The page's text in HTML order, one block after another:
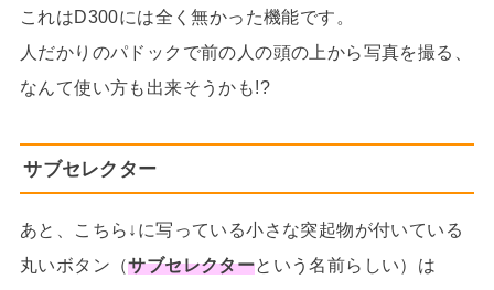
これはD300には全く無かった機能です。
人だかりのパドックで前の人の頭の上から写真を撮る、
なんて使い方も出来そうかも!?
サブセレクター
あと、こちら↓に写っている小さな突起物が付いている
丸いボタン（サブセレクターという名前らしい）は